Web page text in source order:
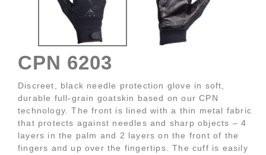
CPN 6203
Discreet, black needle protection glove in soft,
durable full-grain goatskin based on our CPN
technology. The front is lined with a thin metal fabric
that protects against needles and sharp objects – 4
layers in the palm and 2 layers on the front of the
fingers and up over the fingertips. The cuff is easily